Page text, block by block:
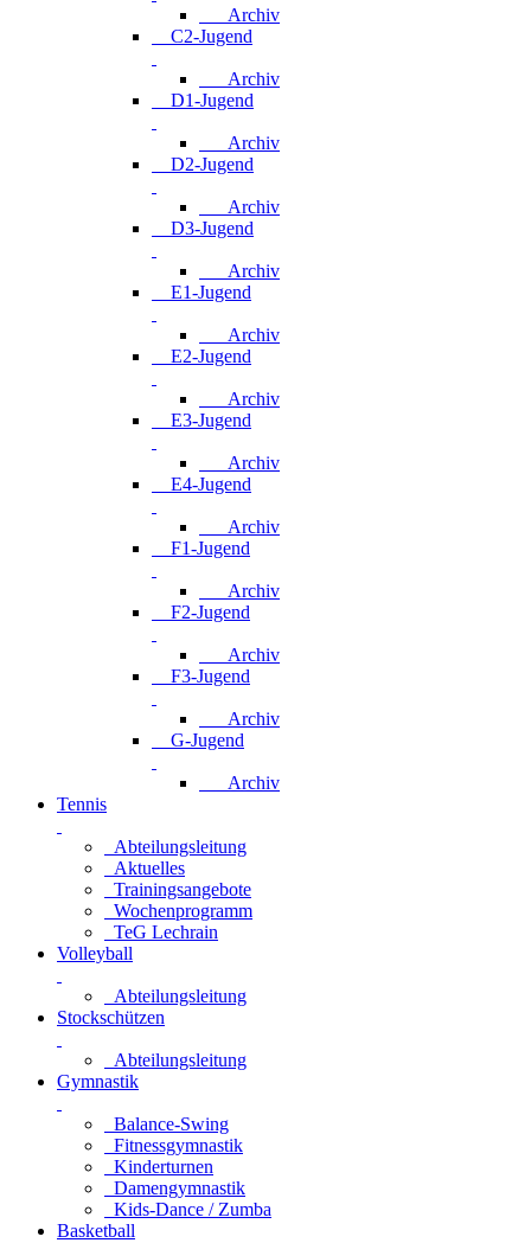
Archiv
C2-Jugend
Archiv
D1-Jugend
Archiv
D2-Jugend
Archiv
D3-Jugend
Archiv
E1-Jugend
Archiv
E2-Jugend
Archiv
E3-Jugend
Archiv
E4-Jugend
Archiv
F1-Jugend
Archiv
F2-Jugend
Archiv
F3-Jugend
Archiv
G-Jugend
Archiv
Tennis
Abteilungsleitung
Aktuelles
Trainingsangebote
Wochenprogramm
TeG Lechrain
Volleyball
Abteilungsleitung
Stockschützen
Abteilungsleitung
Gymnastik
Balance-Swing
Fitnessgymnastik
Kinderturnen
Damengymnastik
Kids-Dance / Zumba
Basketball